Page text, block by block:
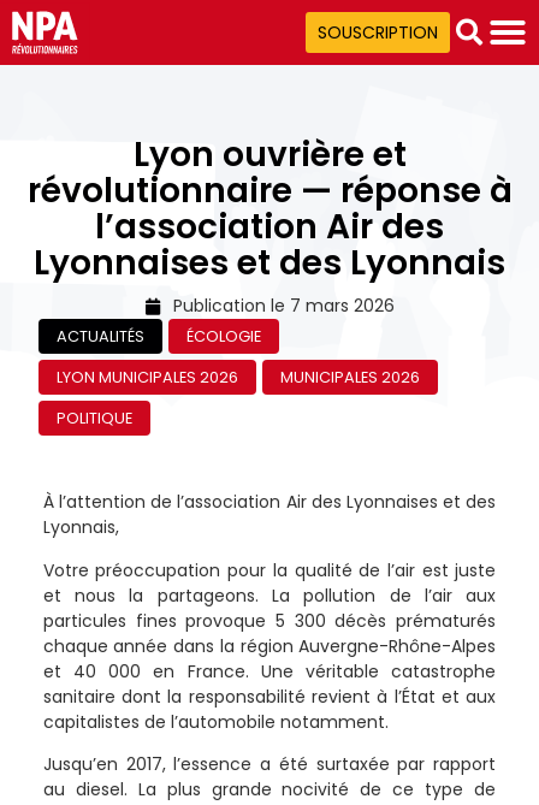
SOUSCRIPTION
Lyon ouvrière et
révolutionnaire — réponse à
l’association Air des
Lyonnaises et des Lyonnais
Publication le 7 mars 2026
ACTUALITÉS
ÉCOLOGIE
LYON MUNICIPALES 2026
MUNICIPALES 2026
POLITIQUE
À l’attention de l’association Air des Lyonnaises et des
Lyonnais,
Votre préoccupation pour la qualité de l’air est juste
et nous la partageons. La pollution de l’air aux
particules fines provoque 5 300 décès prématurés
chaque année dans la région Auvergne-Rhône-Alpes
et 40 000 en France. Une véritable catastrophe
sanitaire dont la responsabilité revient à l’État et aux
capitalistes de l’automobile notamment.
Jusqu’en 2017, l’essence a été surtaxée par rapport
au diesel. La plus grande nocivité de ce type de